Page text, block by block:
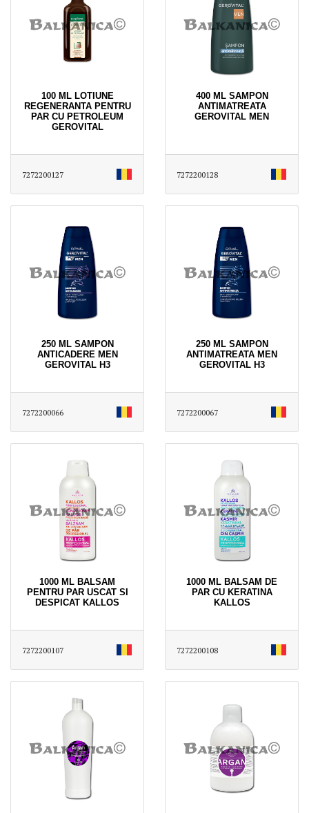
100 ML LOTIUNE
REGENERANTA PENTRU
PAR CU PETROLEUM
GEROVITAL
7272200127
400 ML SAMPON
ANTIMATREATA
GEROVITAL MEN
7272200128
250 ML SAMPON
ANTICADERE MEN
GEROVITAL H3
7272200066
250 ML SAMPON
ANTIMATREATA MEN
GEROVITAL H3
7272200067
1000 ML BALSAM
PENTRU PAR USCAT SI
DESPICAT KALLOS
7272200107
1000 ML BALSAM DE
PAR CU KERATINA
KALLOS
7272200108